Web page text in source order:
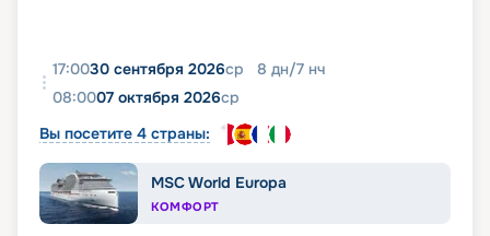
17:0030 сентября 2026ср 8 дн/7 нч
08:0007 октября 2026ср
Вы посетите 4 страны:
MSC World Europa
КОМФОРТ